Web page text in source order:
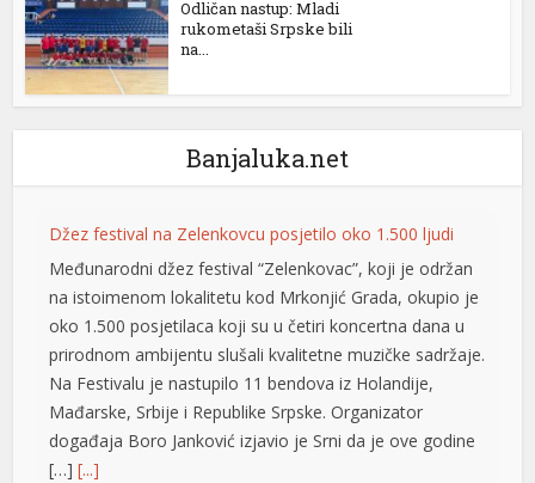
Odličan nastup: Mladi
rukometaši Srpske bili
na...
Banjaluka.net
Džez festival na Zelenkovcu posjetilo oko 1.500 ljudi
Međunarodni džez festival “Zelenkovac”, koji je održan
na istoimenom lokalitetu kod Mrkonjić Grada, okupio je
oko 1.500 posjetilaca koji su u četiri koncertna dana u
prirodnom ambijentu slušali kvalitetne muzičke sadržaje.
Na Festivalu je nastupilo 11 bendova iz Holandije,
Mađarske, Srbije i Republike Srpske. Organizator
događaja Boro Јanković izjavio je Srni da je ove godine
[…][...]